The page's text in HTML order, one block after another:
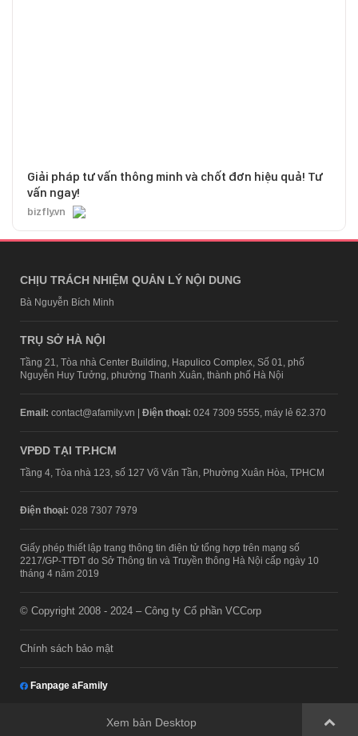
Giải pháp tư vấn thông minh và chốt đơn hiệu quả! Tư
vấn ngay!
bizfly.vn
CHỊU TRÁCH NHIỆM QUẢN LÝ NỘI DUNG
Bà Nguyễn Bích Minh
TRỤ SỞ HÀ NỘI
Tầng 21, Tòa nhà Center Building, Hapulico Complex, Số 01, phố
Nguyễn Huy Tưởng, phường Thanh Xuân, thành phố Hà Nội
Email: contact@afamily.vn | Điện thoại: 024 7309 5555, máy lẻ 62.370
VPĐD TẠI TP.HCM
Tầng 4, Tòa nhà 123, số 127 Võ Văn Tần, Phường Xuân Hòa, TPHCM
Điện thoại: 028 7307 7979
Giấy phép thiết lập trang thông tin điện tử tổng hợp trên mạng số
2217/GP-TTĐT do Sở Thông tin và Truyền thông Hà Nội cấp ngày 10
tháng 4 năm 2019
© Copyright 2008 - 2024 – Công ty Cổ phần VCCorp
Chính sách bảo mật
Fanpage aFamily
Xem bản Desktop